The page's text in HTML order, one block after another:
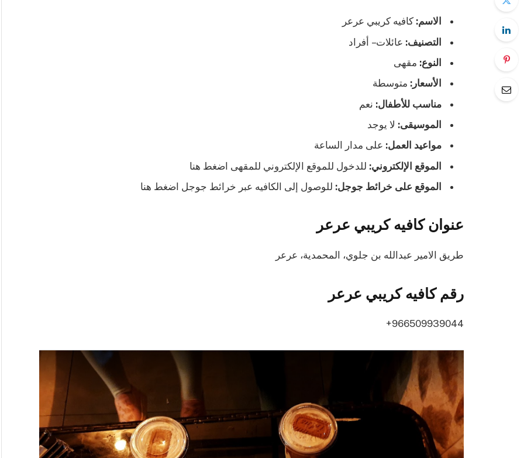
الاسم: كافيه كريبي عرعر
التصنيف: عائلات – أفراد
النوع: مقهى
الأسعار: متوسطة
مناسب للأطفال: نعم
الموسيقى: لا يوجد
مواعيد العمل: على مدار الساعة
الموقع الإلكتروني: للدخول للموقع الإلكتروني للمقهى اضغط هنا
الموقع على خرائط جوجل: للوصول إلى الكافيه عبر خرائط جوجل اضغط هنا
عنوان كافيه كريبي عرعر
طريق الامير عبدالله بن جلوي، المحمدية، عرعر
رقم كافيه كريبي عرعر
966509939044+